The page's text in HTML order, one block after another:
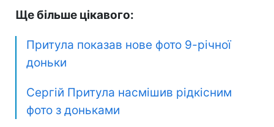
Ще більше цікавого:
Притула показав нове фото 9-річної
доньки
Сергій Притула насмішив рідкісним
фото з доньками